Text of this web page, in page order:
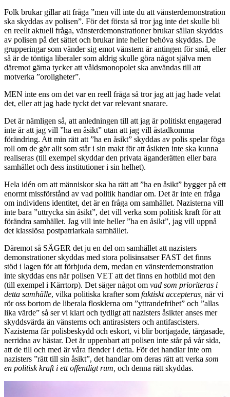
Folk brukar gillar att fråga ”men vill inte du att vänsterdemonstration
ska skyddas av polisen”. För det första så tror jag inte det skulle bli
en reellt aktuell fråga, vänsterdemonstrationer brukar sällan skyddas
av polisen på det sättet och brukar inte heller behöva skyddas. De
grupperingar som vänder sig emot vänstern är antingen för små, eller
så är de töntiga liberaler som aldrig skulle göra något själva men
däremot gärna tycker att våldsmonopolet ska användas till att
motverka ”oroligheter”.
MEN inte ens om det var en reell fråga så tror jag att jag hade velat
det, eller att jag hade tyckt det var relevant snarare.
Det är nämligen så, att anledningen till att jag är politiskt engagerad
inte är att jag vill ”ha en åsikt” utan att jag vill åstadkomma
förändring. Att min rätt att ”ha en åsikt” skyddas av polis spelar föga
roll om de gör allt som står i sin makt för att åsikten inte ska kunna
realiseras (till exempel skyddar den privata äganderätten eller bara
samhället och dess institutioner i sin helhet).
Hela idén om att människor ska ha rätt att ”ha en åsikt” bygger på ett
enormt missförstånd av vad politik handlar om. Det är inte en fråga
om individens identitet, det är en fråga om samhället. Nazisterna vill
inte bara ”uttrycka sin åsikt”, det vill verka som politisk kraft för att
förändra samhället. Jag vill inte heller ”ha en åsikt”, jag vill uppnå
det klasslösa postpatriarkala samhället.
Däremot så SÄGER det ju en del om samhället att nazisters
demonstrationer skyddas med stora polisinsatser FAST det finns
stöd i lagen för att förbjuda dem, medan en vänsterdemonstration
inte skyddas ens när polisen VET att det finns en hotbild mot den
(till exempel i Kärrtorp). Det säger något om vad som prioriteras i
detta samhälle, vilka politiska krafter som faktiskt accepteras, när vi
rör oss bortom de liberala flosklerna om ”yttrandefrihet” och ”allas
lika värde” så ser vi klart och tydligt att nazisters åsikter anses mer
skyddsvärda än vänsterns och antirasisters och antifascisters.
Nazisterna får polisbeskydd och eskort, vi blir bortjagade, tårgasade,
nerridna av hästar. Det är uppenbart att polisen inte står på vår sida,
att de till och med är våra fiender i detta. För det handlar inte om
nazisters ”rätt till sin åsikt”, det handlar om deras rätt att verka som
en politisk kraft i ett offentligt rum, och denna rätt skyddas.